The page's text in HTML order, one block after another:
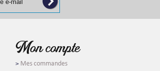
Mon compte
Mes commandes